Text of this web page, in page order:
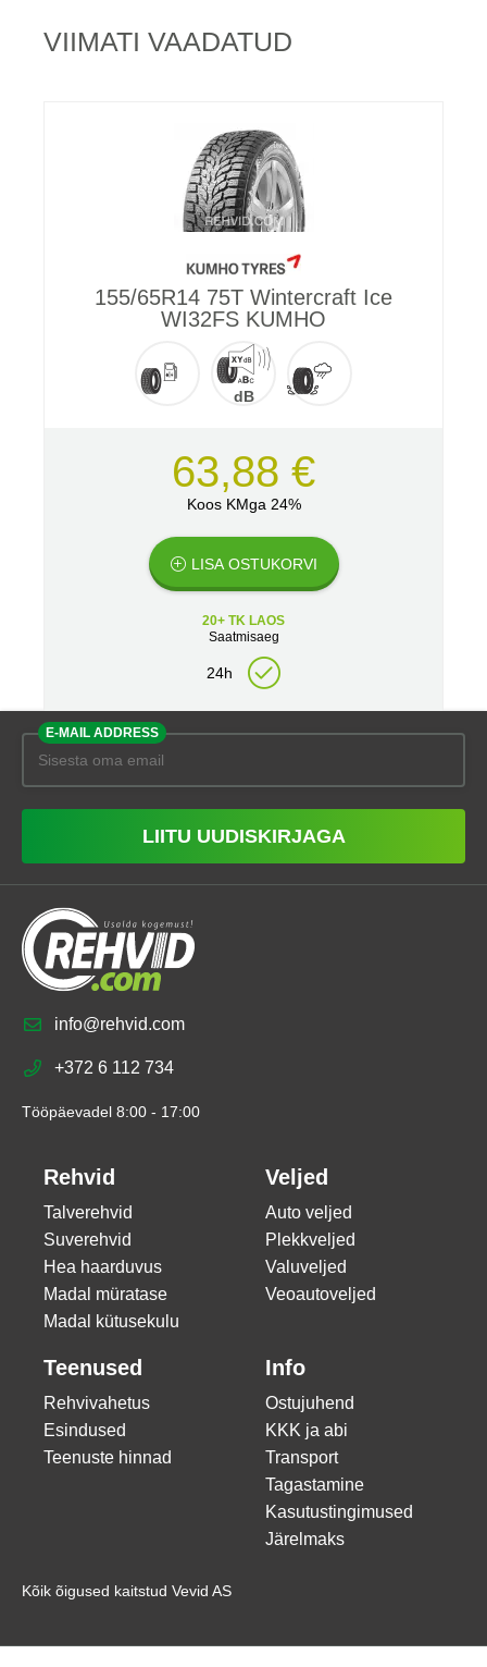
VIIMATI VAADATUD
155/65R14 75T Wintercraft Ice
WI32FS KUMHO
dB
63,88 €
Koos KMga 24%
LISA OSTUKORVI
20+ TK LAOS
Saatmisaeg
24h
E-MAIL ADDRESS
LIITU UUDISKIRJAGA
info@rehvid.com
+372 6 112 734
Tööpäevadel 8:00 - 17:00
Rehvid
Talverehvid
Suverehvid
Hea haarduvus
Madal müratase
Madal kütusekulu
Veljed
Auto veljed
Plekkveljed
Valuveljed
Veoautoveljed
Teenused
Rehvivahetus
Esindused
Teenuste hinnad
Info
Ostujuhend
KKK ja abi
Transport
Tagastamine
Kasutustingimused
Järelmaks
Kõik õigused kaitstud Vevid AS